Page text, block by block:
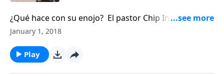
¿Qué hace con su enojo? El pastor Chip Ingram cree
que el enojo bien manejado puede ser muy valioso.
January 1, 2018
Play